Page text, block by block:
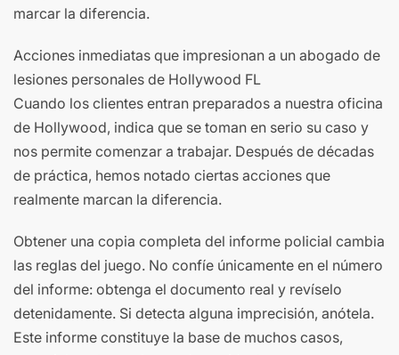
marcar la diferencia.
Acciones inmediatas que impresionan a un abogado de
lesiones personales de Hollywood FL
Cuando los clientes entran preparados a nuestra oficina
de Hollywood, indica que se toman en serio su caso y
nos permite comenzar a trabajar. Después de décadas
de práctica, hemos notado ciertas acciones que
realmente marcan la diferencia.
Obtener una copia completa del informe policial cambia
las reglas del juego. No confíe únicamente en el número
del informe: obtenga el documento real y revíselo
detenidamente. Si detecta alguna imprecisión, anótela.
Este informe constituye la base de muchos casos,